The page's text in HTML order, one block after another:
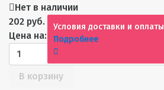
Нет в наличии
202 руб.
Цена на: 07.08.2026
В корзину
Условия доставки и оплаты
Подробнее